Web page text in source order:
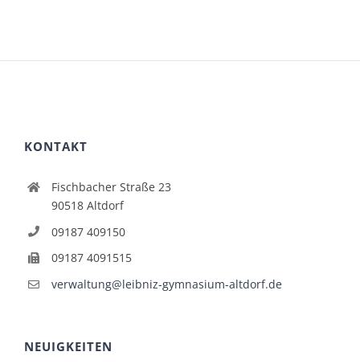
KONTAKT
Fischbacher Straße 23
90518 Altdorf
09187 409150
09187 4091515
verwaltung@leibniz-gymnasium-altdorf.de
NEUIGKEITEN